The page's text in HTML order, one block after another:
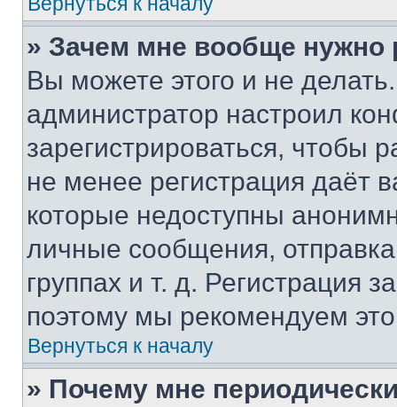
» Зачем мне вообще нужно
Вы можете этого и не
администратор настроил
зарегистрироваться, чтобы
не менее регистрация даёт
которые недоступны
личные сообщения,
группах и т. д. Регистрация
поэтому мы рекомендуем
Вернуться к началу
» Почему мне